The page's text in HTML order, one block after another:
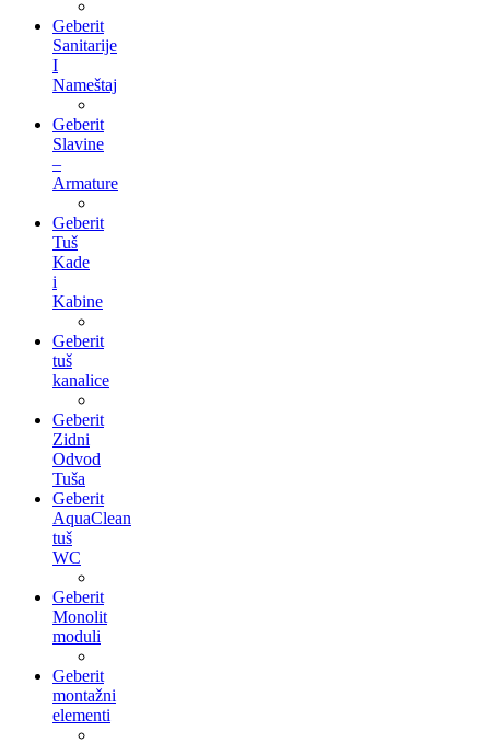
Geberit
Sanitarije
I
Nameštaj
Geberit
Slavine
–
Armature
Geberit
Tuš
Kade
i
Kabine
Geberit
tuš
kanalice
Geberit
Zidni
Odvod
Tuša
Geberit
AquaClean
tuš
WC
Geberit
Monolit
moduli
Geberit
montažni
elementi